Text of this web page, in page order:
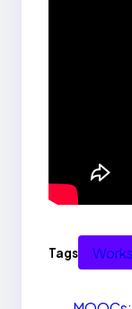
Tags